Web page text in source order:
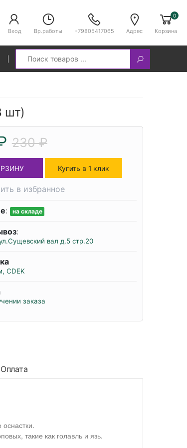
Вход Вр.работы +79805417065 Адрес
0
Корзина
Search
шт)
230 ₽
Купить в 1 клик
в избранное
: на складе
:
вал д.5 стр.20
CDEK
заказа
Оплата
такие как голавль и язь.